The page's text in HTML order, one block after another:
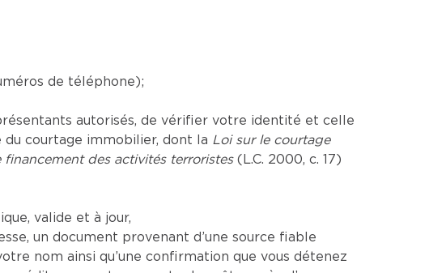
de téléphone);
autorisés, de vérifier votre identité et celle
courtage immobilier, dont la Loi sur le courtage
des activités terroristes(L.C. 2000, c. 17)
valide et à jour,
un document provenant d’une source fiable
nom ainsi qu’une confirmation que vous détenez